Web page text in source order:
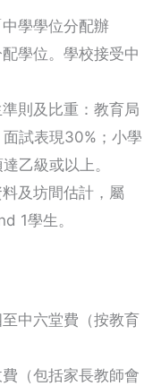
中學學位分配辦
學位。學校接受中
則及比重：教育局
面試表現30%；小學
乙級或以上。
料及坊間估計，屬
1學生。
中六堂費（按教育
（包括家長教師會